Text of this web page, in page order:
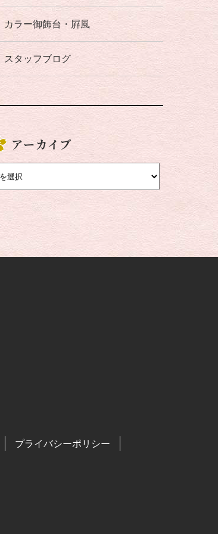
カラー御飾台・屛風
スタッフブログ
アーカイブ
プライバシーポリシー